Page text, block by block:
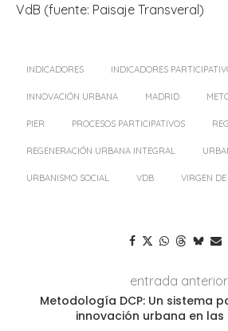
VdB (fuente: Paisaje Transveral)
INDICADORES INDICADORES
INNOVACIÓN URBANA MADRID
PIER PROCESOS PARTICIPATIVOS
REGENERACIÓN URBANA INTEGRAL
URBANISMO SOCIAL VDB VIRGEN
entrada anterior
Metodología DCP: Un sistema
innovación urbana en las